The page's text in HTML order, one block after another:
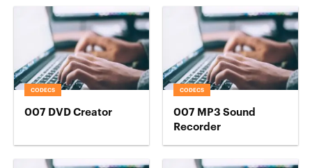
CODECS
007 DVD Creator
CODECS
007 MP3 Sound
Recorder